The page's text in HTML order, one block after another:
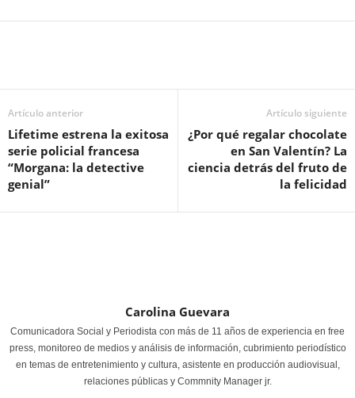
Artículo anterior
Lifetime estrena la exitosa
serie policial francesa
“Morgana: la detective
genial”
Artículo siguiente
¿Por qué regalar chocolate
en San Valentín? La
ciencia detrás del fruto de
la felicidad
Carolina Guevara
Comunicadora Social y Periodista con más de 11 años de experiencia en free
press, monitoreo de medios y análisis de información, cubrimiento periodístico
en temas de entretenimiento y cultura, asistente en producción audiovisual,
relaciones públicas y Commnity Manager jr.